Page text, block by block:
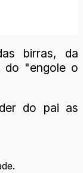
birras, da
do "engole o
do pai as